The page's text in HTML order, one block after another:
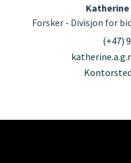
Katherine
Forsker - Divisjon for
(+47)